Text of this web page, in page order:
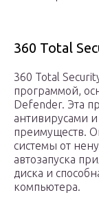
360 Total
360 Total
программой,
Defender. Эта
антивирусами
преимуществ.
системы от
автозапуска
диска и
компьютера.